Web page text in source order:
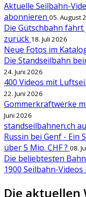
Aktuelle Seilbahn-
abonnieren 05. August
Die Gütschbahn fährt
zurück 18. Juli 2026
Neue Fotos im
Die Standseilbahn
24. Juni 2026
400 Videos mit
22. Juni 2026
Gommerkraftwerke
Juni 2026
standseilbahnen.ch
Russin bei Genf -
über 5 Mio. CHF ? 08.
Die beliebtesten
1900 Seilbahn-
Die aktuellen